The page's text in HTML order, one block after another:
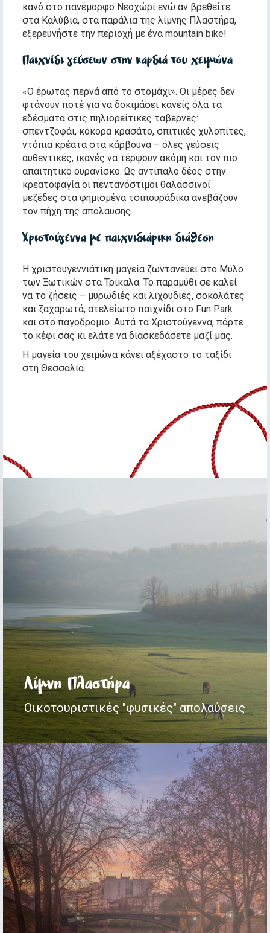
κανό στο πανέμορφο Νεοχώρι ενώ αν βρεθείτε
στα Καλύβια, στα παράλια της λίμνης Πλαστήρα,
εξερευνήστε την περιοχή με ένα mountain bike!
Παιχνίδι γεύσεων στην καρδιά του χειμώνα
«Ο έρωτας περνά από το στομάχι». Οι μέρες δεν
φτάνουν ποτέ για να δοκιμάσει κανείς όλα τα
εδέσματα στις πηλιορείτικες ταβέρνες:
σπεντζοφάι, κόκορα κρασάτο, σπιτικές χυλοπίτες,
ντόπια κρέατα στα κάρβουνα – όλες γεύσεις
αυθεντικές, ικανές να τέρψουν ακόμη και τον πιο
απαιτητικό ουρανίσκο. Ως αντίπαλο δέος στην
κρεατοφαγία οι πεντανόστιμοι θαλασσινοί
μεζέδες στα φημισμένα τσιπουράδικα ανεβάζουν
τον πήχη της απόλαυσης.
Χριστούγεννα με παιχνιδιάρικη διάθεση
Η χριστουγεννιάτικη μαγεία ζωντανεύει στο Μύλο
των Ξωτικών στα Τρίκαλα. Το παραμύθι σε καλεί
να το ζήσεις – μυρωδιές και λιχουδιές, σοκολάτες
και ζαχαρωτά, ατελείωτο παιχνίδι στο Fun Park
και στο παγοδρόμιο. Αυτά τα Χριστούγεννα, πάρτε
το κέφι σας κι ελάτε να διασκεδάσετε μαζί μας.
Η μαγεία του χειμώνα κάνει αξέχαστο το ταξίδι
στη Θεσσαλία.
Στην καρδιά του βουνού
Λίμνη Πλαστήρα
Οικοτουριστικές "φυσικές" απολαύσεις